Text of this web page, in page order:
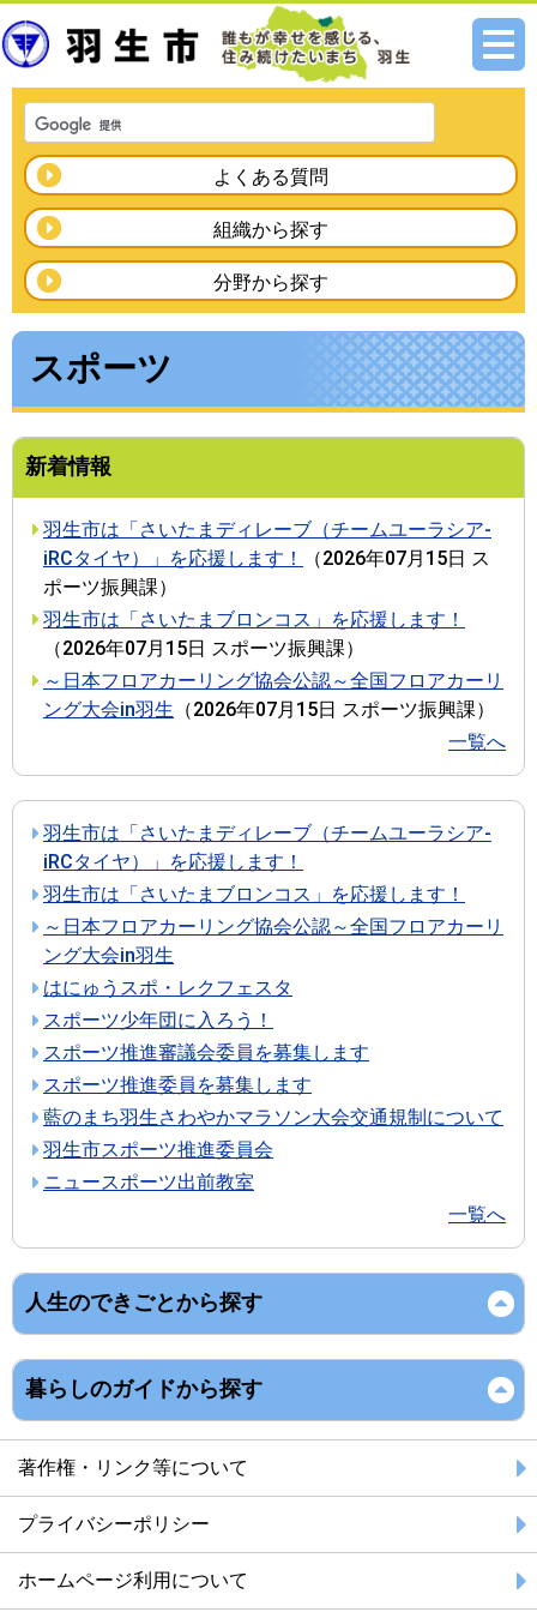
メニ
よくある質問
組織から探す
分野から探す
スポーツ
新着情報
羽生市は「さいたまディレーブ（チームユーラシア‐
iRCタイヤ）」を応援します！
（2026年07月15日 ス
ポーツ振興課）
羽生市は「さいたまブロンコス」を応援します！
（2026年07月15日 スポーツ振興課）
～日本フロアカーリング協会公認～全国フロアカーリ
ング大会in羽生 （2026年07月15日 スポーツ振興課）
一覧へ
羽生市は「さいたまディレーブ（チームユーラシア‐
iRCタイヤ）」を応援します！
羽生市は「さいたまブロンコス」を応援します！
～日本フロアカーリング協会公認～全国フロアカーリ
ング大会in羽生
はにゅうスポ・レクフェスタ
スポーツ少年団に入ろう！
スポーツ推進審議会委員を募集します
スポーツ推進委員を募集します
藍のまち羽生さわやかマラソン大会交通規制について
羽生市スポーツ推進委員会
ニュースポーツ出前教室
一覧へ
人生のできごとから探す
暮らしのガイドから探す
著作権・リンク等について
プライバシーポリシー
ホームページ利用について